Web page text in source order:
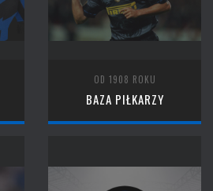
OD 1908 ROKU
BAZA PIŁKARZY